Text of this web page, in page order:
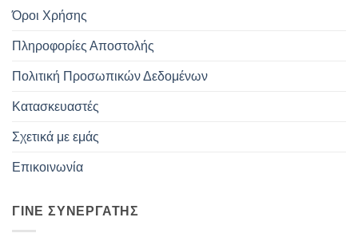
Όροι Χρήσης
Πληροφορίες Αποστολής
Πολιτική Προσωπικών Δεδομένων
Κατασκευαστές
Σχετικά με εμάς
Επικοινωνία
ΓΊΝΕ ΣΥΝΕΡΓΆΤΗΣ